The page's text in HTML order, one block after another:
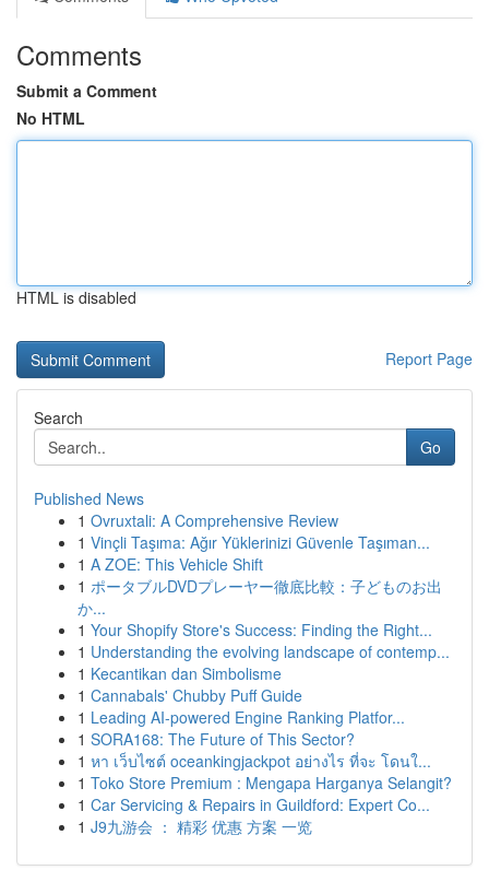
Comments
Submit a Comment
No HTML
HTML is disabled
Report Page
Search
Go
Published News
1 Ovruxtali: A Comprehensive Review
1 Vinçli Taşıma: Ağır Yüklerinizi Güvenle Taşıman...
1 A ZOE: This Vehicle Shift
1 ポータブルDVDプレーヤー徹底比較：子どものお出
か...
1 Your Shopify Store's Success: Finding the Right...
1 Understanding the evolving landscape of contemp...
1 Kecantikan dan Simbolisme
1 Cannabals' Chubby Puff Guide
1 Leading AI-powered Engine Ranking Platfor...
1 SORA168: The Future of This Sector?
1 หา เว็บไซต์ oceankingjackpot อย่างไร ที่จะ โดนใ...
1 Toko Store Premium : Mengapa Harganya Selangit?
1 Car Servicing & Repairs in Guildford: Expert Co...
1 J9九游会 ： 精彩 优惠 方案 一览